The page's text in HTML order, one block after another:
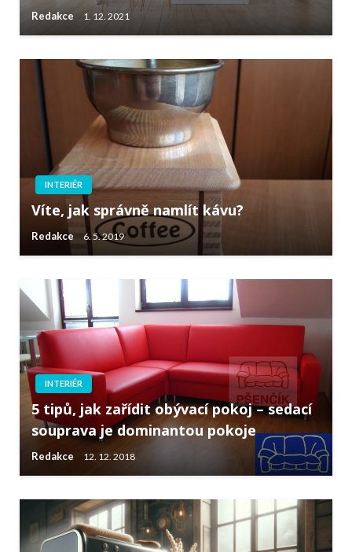
Redakce 1. 12. 2021
INTERIÉR
Víte, jak správně namlít kávu?
Redakce 6. 5. 2019
INTERIÉR
5 tipů, jak zařídit obývací pokoj – sedací
souprava je dominantou pokoje
Redakce 12. 12. 2018